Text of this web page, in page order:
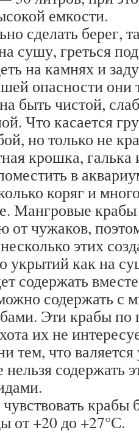
емкости.
сделать берег,
сушу, греться
на камнях и
опасности они
быть чистой,
Что касается
но только не
крошка,
в
коряг и
Мангровые
от чужаков,
этих
укрытий как на
содержать
содержать с
Эти крабы по
их не
тем, что
содержать
крабы
от +20 до +27°С.